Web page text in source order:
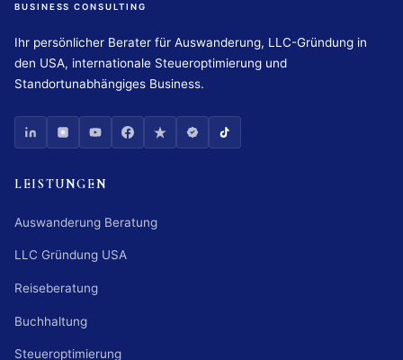
BUSINESS CONSULTING
Ihr persönlicher Berater für Auswanderung, LLC-Gründung in
den USA, internationale Steueroptimierung und
Standortunabhängiges Business.
LEISTUNGEN
Auswanderung Beratung
LLC Gründung USA
Reiseberatung
Buchhaltung
Steueroptimierung